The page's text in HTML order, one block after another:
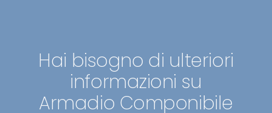
Hai bisogno di ulteriori
informazioni su
Armadio Componibile